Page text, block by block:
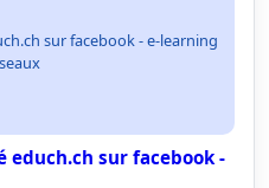
sur facebook - e-learning
educh.ch sur facebook -